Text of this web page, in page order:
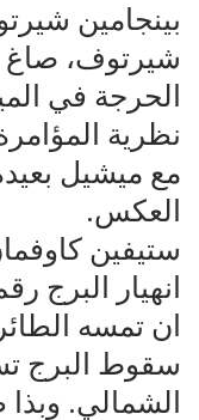
بينجامين
شيرتوف، صاغ
الحرجة في
نظرية
مع ميشيل
العكس.
ستيفين
ان تمسه
سقوط البرج
الشمالي.